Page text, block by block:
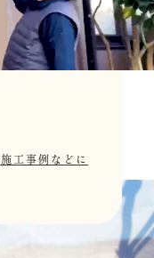
施工事例などに